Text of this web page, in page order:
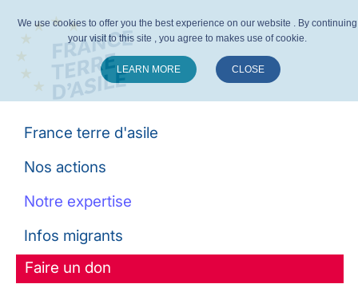
France terre d'asile
Nos actions
Notre expertise
Infos migrants
Faire un don
We use cookies to offer you the best experience on our website . By continuing
your visit to this site , you agree to makes use of cookie.
LEARN MORE CLOSE